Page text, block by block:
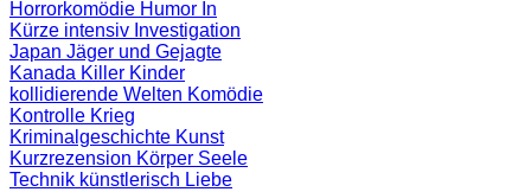
Horrorkomödie Humor In
Kürze intensiv Investigation
Japan Jäger und Gejagte
Kanada Killer Kinder
kollidierende Welten Komödie
Kontrolle Krieg
Kriminalgeschichte Kunst
Kurzrezension Körper Seele
Technik künstlerisch Liebe